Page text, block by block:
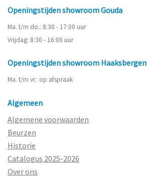
Openingstijden showroom Gouda
Ma. t/m do.: 8:30 - 17:00 uur
Vrijdag: 8:30 - 16:00 uur
Openingstijden showroom Haaksbergen
Ma. t/m vr.: op afspraak
Algemeen
Algemene voorwaarden
Beurzen
Historie
Catalogus 2025-2026
Over ons